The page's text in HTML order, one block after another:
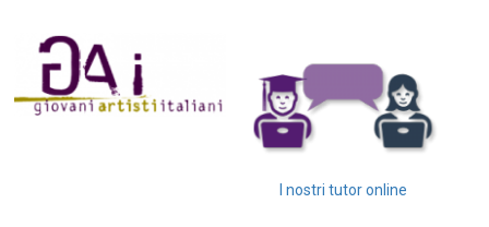
I nostri tutor online